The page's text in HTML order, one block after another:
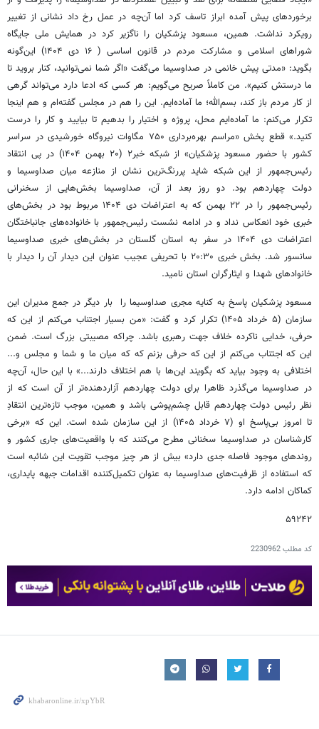
برخوردهای پیش آمده ابراز تاسف کرد اما آن‌چه در عمل رخ داد نشانی از تغییر
رویکرد نداشت. همین، مسعود پزشکیان را ناگزیر کرد در همایش ملی جایگاه
شوراهای اسلامی و مشارکت مردم در قانون اساسی ( ۱۶ دی ۱۴۰۴) این‌گونه
بگوید: «مدتی پیش خانمی در صداوسیما می‌گفت «اگر شما نمی‌توانید، کنار بروید تا
ما درستش کنیم». من کاملاً صریح می‌گویم: هر کسی که ادعا دارد می‌تواند گرهی
از کار مردم باز کند، بسم‌الله؛ ما آماده‌ایم. این را هم در مجلس گفته‌ام و هم اینجا
تکرار می‌کنم: ما آماده‌ایم محل، پروژه و اختیار را بدهیم تا بیایید و کار را درست
کنید.» قطع پخش «مراسم بهره‌برداری ۷۵۰ مگاوات نیروگاه خورشیدی در سراسر
کشور با حضور مسعود پزشکیان» از شبکه خبر۲ (۲۰ بهمن ۱۴۰۴) در پی انتقاد
رئیس‌جمهور از این شبکه شاید پررنگ‌ترین نشان از منازعه میان صداوسیما و
دولت چهاردهم بود. دو روز بعد از آن، صداوسیما بخش‌هایی از سخنرانی
رئیس‌جمهور را در ۲۲ بهمن که به اعتراضات دی ۱۴۰۴ مربوط بود در بخش‌های
خبری خود انعکاس نداد و در ادامه نشست رئیس‌جمهور با خانواده‌های جانباختگان
اعتراضات دی ۱۴۰۴ در سفر به استان گلستان در بخش‌های خبری صداوسیما
سانسور شد. بخش خبری ۲۰:۳۰ با تحریفی عجیب عنوان این دیدار آن را دیدار با
خانوادهای شهدا و ایثارگران استان نامید.
مسعود پزشکیان پاسخ به کنایه مجری صداوسیما را بار دیگر در جمع مدیران این
سازمان (۵ خرداد ۱۴۰۵) تکرار کرد و گفت: «من بسیار اجتناب می‌کنم از این که
حرفی، خدایی ناکرده خلاف جهت رهبری باشد. چراکه مصیبتی بزرگ است. ضمن
این که اجتناب می‌کنم از این که حرفی بزنم که که میان ما و شما و مجلس و...
اختلافی به وجود بیاید که بگویند این‌ها با هم اختلاف دارند...» با این حال، آن‌چه
در صداوسیما می‌گذرد ظاهرا برای دولت چهاردهم آزاردهنده‌تر از آن است که از
نظر رئیس دولت چهاردهم قابل چشم‌پوشی باشد و همین، موجب تازه‌ترین انتقادِ
تا امروز بی‌پاسخ او (۷ خرداد ۱۴۰۵) از این سازمان شده است. این که «برخی
کارشناسان در صداوسیما سخنانی مطرح می‌کنند که با واقعیت‌های جاری کشور و
روندهای موجود فاصله جدی دارد» بیش از هر چیز موجب تقویت این شائبه است
که استفاده از ظرفیت‌های صداوسیما به عنوان تکمیل‌کننده اقدامات جبهه پایداری،
کماکان ادامه دارد.
۵۹۲۴۲
کد مطلب2230962